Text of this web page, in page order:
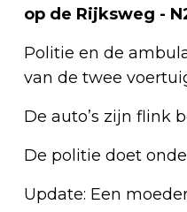
op de Rijksweg -
Politie en de
van de twee
De auto’s zijn flink
De politie doet
Update: Een